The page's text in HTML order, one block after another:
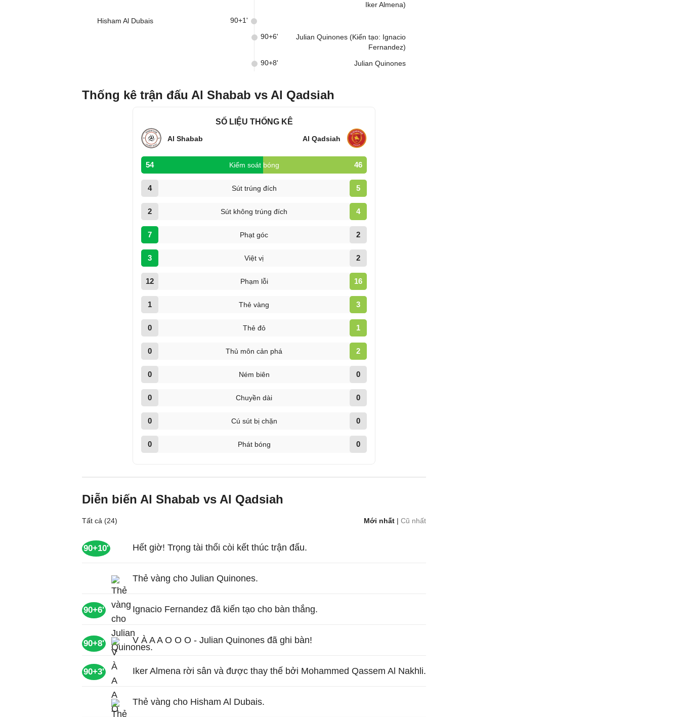
Iker Almena)
Hisham Al Dubais 90+1'
Julian Quinones (Kiến tạo: Ignacio
Fernandez)
90+6'
Julian Quinones
90+8'
Thống kê trận đấu Al Shabab vs Al Qadsiah
SỐ LIỆU THỐNG KÊ
Al Shabab Al Qadsiah
54 Kiểm soát bóng 46
4 Sút trúng đích 5
2 Sút không trúng đích 4
7 Phạt góc 2
3 Việt vị 2
12 Phạm lỗi 16
1 Thẻ vàng 3
0 Thẻ đỏ 1
0 Thủ môn cản phá 2
0 Ném biên 0
0 Chuyền dài 0
0 Cú sút bị chặn 0
0 Phát bóng 0
Diễn biến Al Shabab vs Al Qadsiah
Tất cả (24) Mới nhất |Cũ nhất
90+10' Hết giờ! Trọng tài thổi còi kết thúc trận đấu.
90+8'
Thẻ vàng cho Julian Quinones.
90+6' Ignacio Fernandez đã kiến tạo cho bàn thắng.
V À A A O O O - Julian Quinones đã ghi bàn!
90+3' Iker Almena rời sân và được thay thế bởi Mohammed Qassem Al Nakhli.
Thẻ vàng cho Hisham Al Dubais.